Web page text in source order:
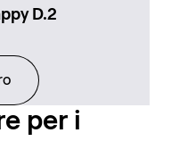
D.2
per i